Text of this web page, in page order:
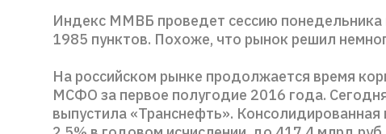
Индекс ММВБ проведет сессию понедельника
1985 пунктов. Похоже, что рынок решил
На российском рынке продолжается время
МСФО за первое полугодие 2016 года.
выпустила «Транснефть».